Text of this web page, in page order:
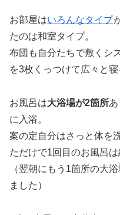
お部屋はいろんなタイプ
たのは和室タイプ。
布団も自分たちで敷くシ
を3枚くっつけて広々と寝
お風呂は大浴場が2箇所
に入浴。
案の定自分はさっと体を
ただけで1回目のお風呂は
（翌朝にもう1箇所の大
ました）